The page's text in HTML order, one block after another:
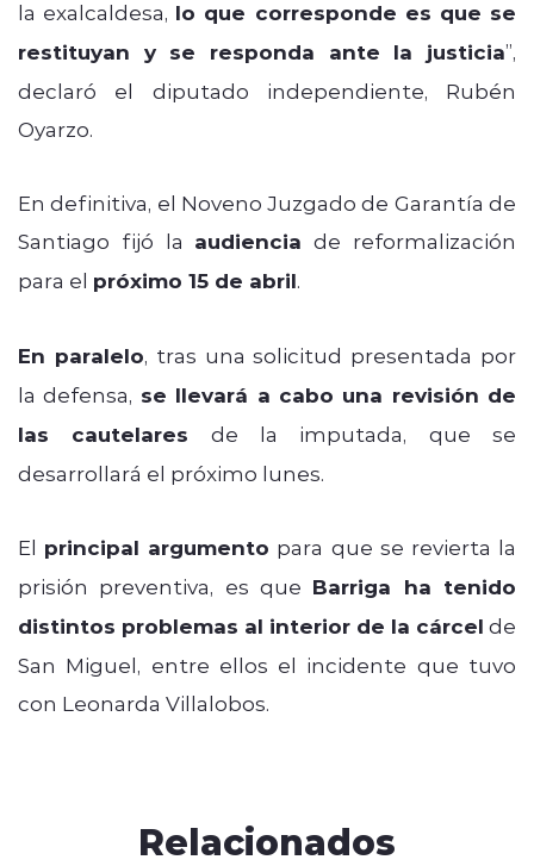
la exalcaldesa, lo que corresponde es que se
restituyan y se responda ante la justicia”,
declaró el diputado independiente, Rubén
Oyarzo.
En definitiva, el Noveno Juzgado de Garantía de
Santiago fijó la audiencia de reformalización
para el próximo 15 de abril.
En paralelo, tras una solicitud presentada por
la defensa, se llevará a cabo una revisión de
las cautelares de la imputada, que se
desarrollará el próximo lunes.
El principal argumento para que se revierta la
prisión preventiva, es que Barriga ha tenido
distintos problemas al interior de la cárcel de
San Miguel, entre ellos el incidente que tuvo
con Leonarda Villalobos.
Relacionados